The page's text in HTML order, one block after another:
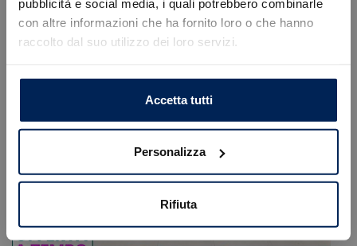
pubblicità e social media, i quali potrebbero combinarle
con altre informazioni che ha fornito loro o che hanno
raccolto dal suo utilizzo dei loro servizi.
Accetta tutti
Personalizza
Rifiuta
Caricamento veicoli non riuscito